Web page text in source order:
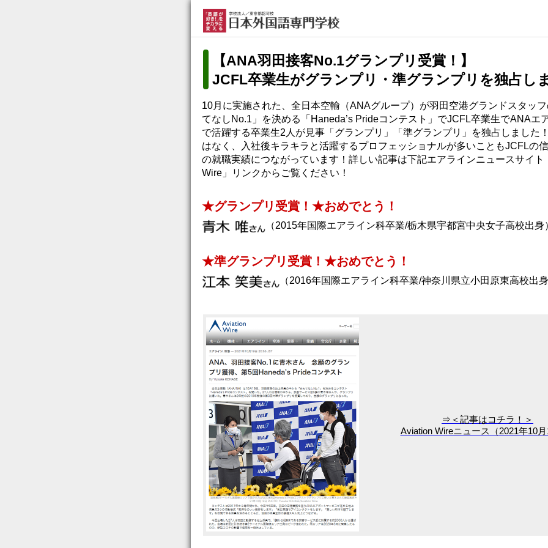
【ANA羽田接客No.1グランプリ受賞！】
JCFL卒業生がグランプリ・準グランプリを独占し
10月に実施された、全日本空輸（ANAグループ）が羽田空港グランドスタッ
てなしNo.1」を決める「Haneda’s Prideコンテスト」でJCFL卒業生でANAエ
で活躍する卒業生2人が見事「グランプリ」「準グランプリ」を独占しました
はなく、入社後キラキラと活躍するプロフェッショナルが多いこともJCFLの
の就職実績につながっています！詳しい記事は下記エアラインニュースサイト
Wire」リンクからご覧ください！
★グランプリ受賞！★おめでとう！
（2015年国際エアライン科卒業/栃木県宇都宮中央女子高校出身
★準グランプリ受賞！★おめでとう！
（2016年国際エアライン科卒業/神奈川県立小田原東高校出身
⇒＜記事はコチラ！＞
Aviation Wireニュース（2021年10月